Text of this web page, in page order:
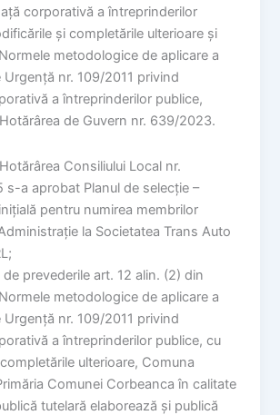
corporativă a întreprinderilor
și completările ulterioare și
metodologice de aplicare a
nr. 109/2011 privind
a întreprinderilor publice,
de Guvern nr. 639/2023.
Consiliului Local nr.
s-a aprobat Planul de selecție –
pentru numirea membrilor
la Societatea Trans Auto
prevederile art. 12 alin. (2) din
metodologice de aplicare a
nr. 109/2011 privind
a întreprinderilor publice, cu
ulterioare, Comuna
Comunei Corbeanca în calitate
tutelară elaborează și publică